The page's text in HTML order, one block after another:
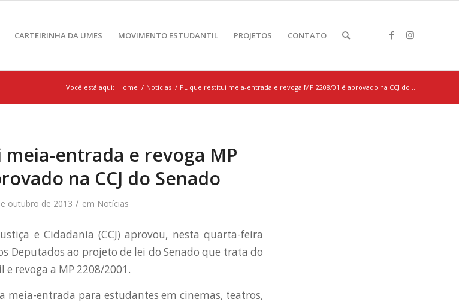
CARTEIRINHA DA UMES MOVIMENTO ESTUDANTIL PROJETOS CONTATO
Você está aqui: Home / Notícias / PL que restitui meia-entrada e revoga MP 2208/01 é aprovado na CCJ do ...
entrada e revoga MP
na CCJ do Senado
outubro de 2013 / em Notícias
e Cidadania (CCJ) aprovou, nesta quarta-feira
Deputados ao projeto de lei do Senado que trata do
revoga a MP 2208/2001.
meia-entrada para estudantes em cinemas, teatros,